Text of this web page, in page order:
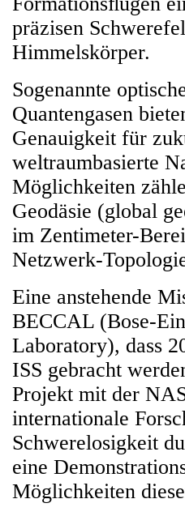
präzisen
Himmelskörper.
Sogenannte
Quantengasen
Genauigkeit für
weltraumbasierte
Möglichkeiten
Geodäsie (global
im Zentimeter-
Netzwerk-
Eine anstehende
BECCAL (Bose-
Laboratory), dass
ISS gebracht
Projekt mit der
internationale
Schwerelosigkeit
eine
Möglichkeiten